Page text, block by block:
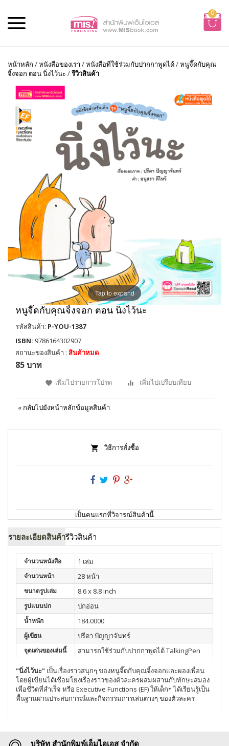
0
หน้าหลัก /หนังสือของเรา /หนังสือที่ใช้ร่วมกับปากกาพูดได้/หนูจี๊ดกับคุณ
จิ้งจอก ตอน นิ่งไว้นะ /รีวิวสินค้า
Tap to expand
หนูจี๊ดกับคุณจิ้งจอก ตอน นิ่งไว้นะ
รหัสสินค้า: P-YOU-1387
ISBN: 9786164302907
สถานะของสินค้า : สินค้าหมด
85 บาท
เพิ่มไปรายการโปรด เพิ่มไปเปรียบเทียบ
« กลับไปยังหน้าหลักข้อมูลสินค้า
วิธีการสั่งซื้อ
เป็นคนแรกที่วิจารณ์สินค้านี้
รายละเอียดสินค้ารีวิวสินค้า
จำนวนหนังสือ 1 เล่ม
จำนวนหน้า 28 หน้า
ขนาดรูปเล่ม 8.6 x 8.8 inch
รูปแบบปก ปกอ่อน
น้ำหนัก 184.0000
ผู้เขียน ปรีดา ปัญญาจันทร์
จุดเด่นของเล่มนี้ สามารถใช้ร่วมกับปากกาพูดได้ TalkingPen
"นิ่งไว้นะ" เป็นเรื่องราวสนุกๆ ของหนูจี๊ดกับคุณจิ้งจอกและผองเพื่อน
โดยผู้เขียนได้เชื่อมโยงเรื่องราวของตัวละครผสมผสานกับทักษะสมอง
เพื่อชีวิตที่สำเร็จ หรือ Executive Functions (EF) ให้เด็กๆ ได้เรียนรู้เป็น
พื้นฐานผ่านประสบการณ์และกิจกรรมการเล่นต่างๆ ของตัวละคร
บริษัท สำนักพิมพ์เอ็มไอเอส จำกัด